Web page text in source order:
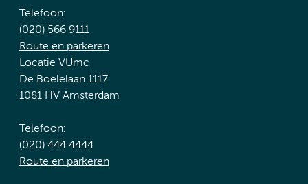
Telefoon:
(020) 566 9111
Route en parkeren
Locatie VUmc
De Boelelaan 1117
1081 HV Amsterdam
Telefoon:
(020) 444 4444
Route en parkeren